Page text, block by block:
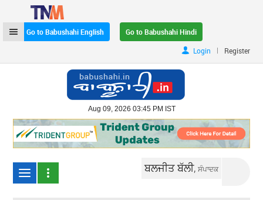
Go to Babushahi English
Go to Babushahi Hindi
Login
| Register
Aug 09, 2026 03:45 PM IST
ਬਲਜੀਤ ਬੱਲੀ,ਸੰਪਾਦਕ